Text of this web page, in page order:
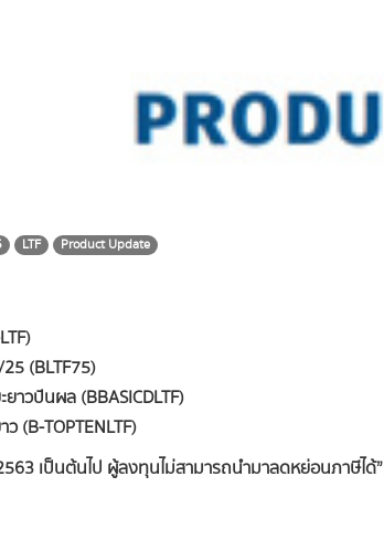
LTF Product Update
(BLTF75)
าวปันผล (BBASICDLTF)
(B-TOPTENLTF)
เป็นต้นไป ผู้ลงทุนไม่สามารถนำมาลดหย่อนภาษีได้”